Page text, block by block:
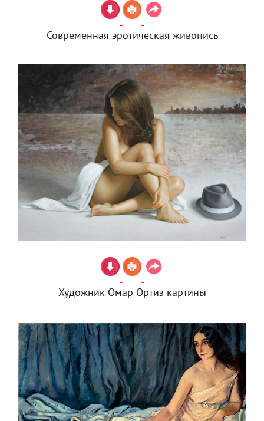
Современная эротическая живопись
Художник Омар Ортиз картины